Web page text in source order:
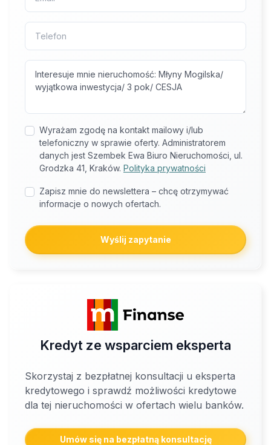
Wyrażam zgodę na kontakt mailowy i/lub
telefoniczny w sprawie oferty. Administratorem
danych jest Szembek Ewa Biuro Nieruchomości, ul.
Grodzka 41, Kraków. Polityka prywatności
Zapisz mnie do newslettera – chcę otrzymywać
informacje o nowych ofertach.
Wyślij zapytanie
Kredyt ze wsparciem eksperta
Skorzystaj z bezpłatnej konsultacji u eksperta
kredytowego i sprawdź możliwości kredytowe
dla tej nieruchomości w ofertach wielu banków.
Umów się na bezpłatną konsultację